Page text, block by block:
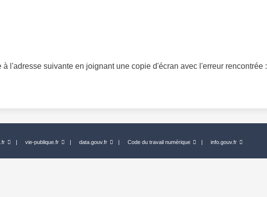
l'adresse suivante en joignant une copie d'écran avec l'erreur rencontrée :
vie-publique.fr data.gouv.fr Code du travail numérique info.gouv.fr